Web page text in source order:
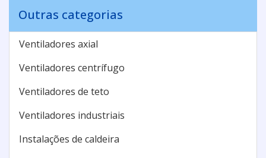
Outras categorias
Ventiladores axial
Ventiladores centrífugo
Ventiladores de teto
Ventiladores industriais
Instalações de caldeira